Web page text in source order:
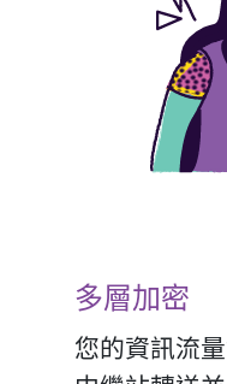
多層加密
您的資訊流